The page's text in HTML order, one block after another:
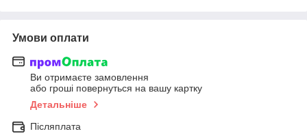
Умови оплати
Ви отримаєте замовлення
або гроші повернуться на вашу картку
Детальніше
Післяплата